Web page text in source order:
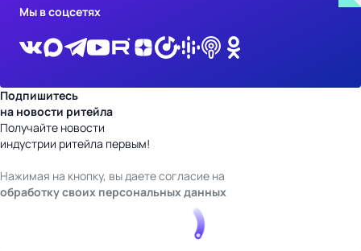
Мы в соцсетях
Подпишитесь
на новости ритейла
Получайте новости
индустрии ритейла первым!
Нажимая на кнопку, вы даете согласие на
обработку своих персональных данных